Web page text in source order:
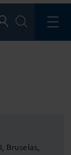
Bruselas,